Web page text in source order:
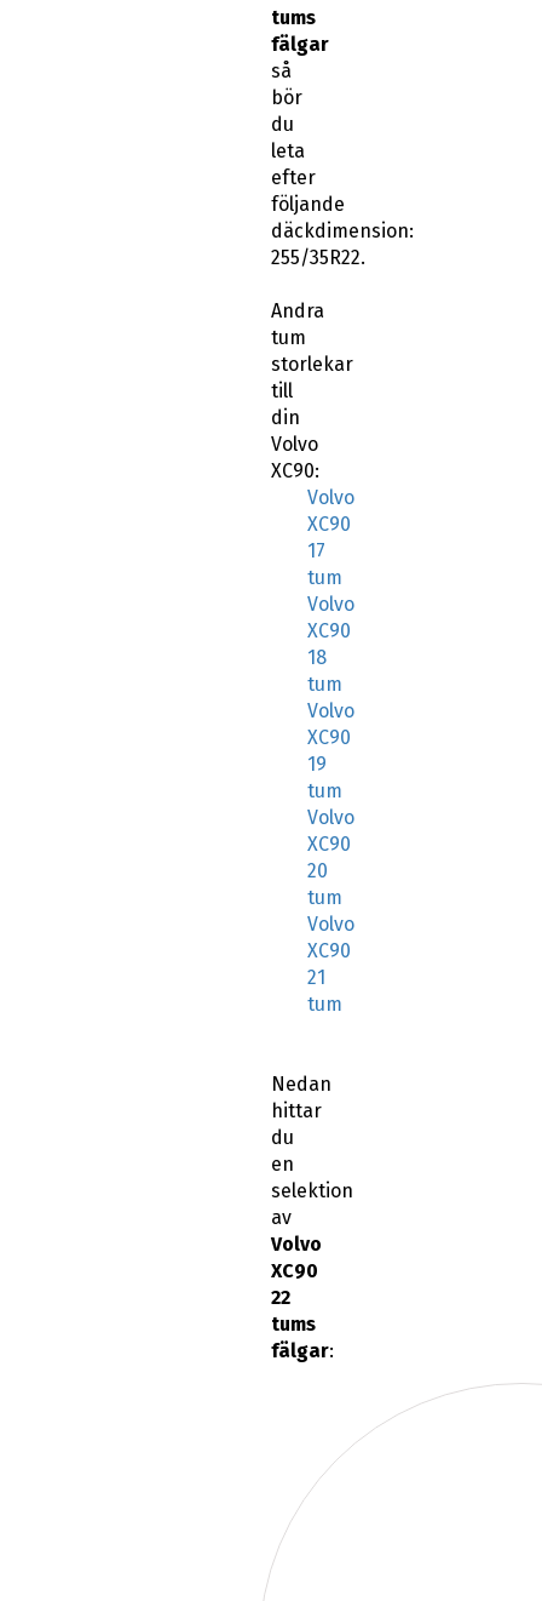
tums
fälgar
så
bör
du
leta
efter
följande
däckdimension:
255/35R22.
Andra
tum
storlekar
till
din
Volvo
XC90:
Volvo
XC90
17
tum
Volvo
XC90
18
tum
Volvo
XC90
19
tum
Volvo
XC90
20
tum
Volvo
XC90
21
tum
Nedan
hittar
du
en
selektion
av
Volvo
XC90
22
tums
fälgar: